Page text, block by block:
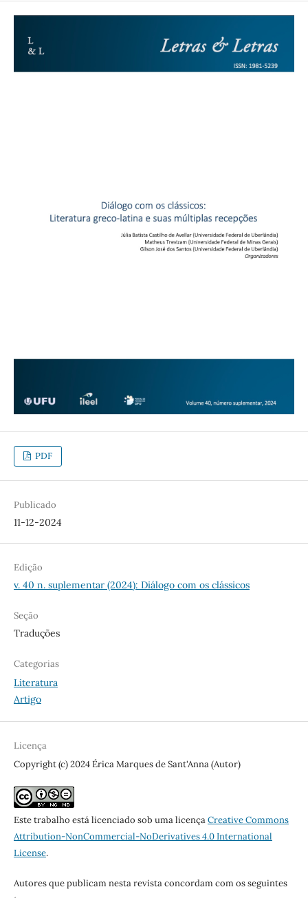
PDF
Publicado
11-12-2024
Edição
v. 40 n. suplementar (2024): Diálogo com os clássicos
Seção
Traduções
Categorias
Literatura
Artigo
Licença
Copyright (c) 2024 Érica Marques de Sant'Anna (Autor)
Este trabalho está licenciado sob uma licençaCreative Commons
Attribution-NonCommercial-NoDerivatives 4.0 International
License.
Autores que publicam nesta revista concordam com os seguintes